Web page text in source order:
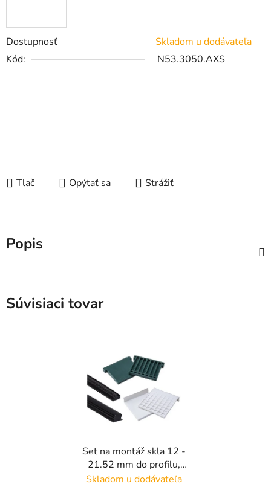
Dostupnosť
Skladom u dodávateľa
Kód:
N53.3050.AXS
Tlač Opýtať sa Strážiť
Popis
Súvisiaci tovar
Set na montáž skla 12 -
21.52 mm do profilu,
dĺžka 5m, vhodné na
Skladom u dodávateľa